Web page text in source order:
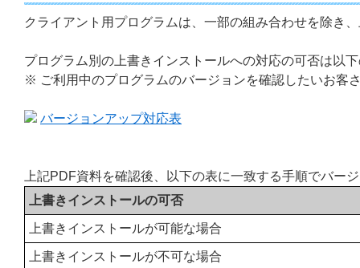
クライアント用プログラムは、一部の組み合わせを除き
プログラム別の上書きインストールへの対応の可否は以
※ ご利用中のプログラムのバージョンを確認したいお客
バージョンアップ対応表
上記PDF資料を確認後、以下の表に一致する手順でバー
上書きインストールの可否
上書きインストールが可能な場合
上書きインストールが不可な場合